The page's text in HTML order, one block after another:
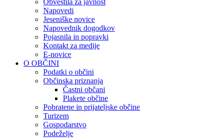
Napovedi
Jeseniške novice
Napovednik dogodkov
Pojasnila in popravki
Kontakt za medije
E-novice
O OBČINI
Podatki o občini
Občinska priznanja
Častni občani
Plakete občine
Pobratene in prijateljske občine
Turizem
Gospodarstvo
Podeželje